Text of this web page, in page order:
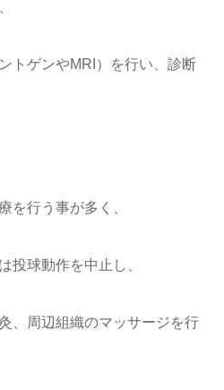
トゲンやMRI）を行い、診断
を行う事が多く、
投球動作を中止し、
、周辺組織のマッサージを行